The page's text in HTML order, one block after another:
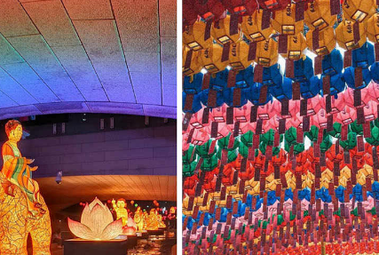
lễ hội ánh sáng kỳ diệu. Đây là một trong